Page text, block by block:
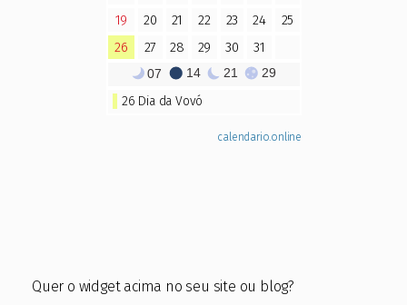
Quer o widget acima no seu site ou blog?